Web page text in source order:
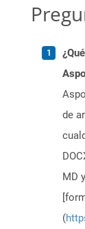
de
MD
(